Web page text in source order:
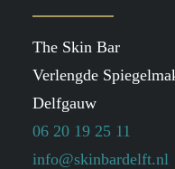
The Skin Bar
Verlengde
Delfgauw
06 20 19 25 11
info@skinbardelft.nl